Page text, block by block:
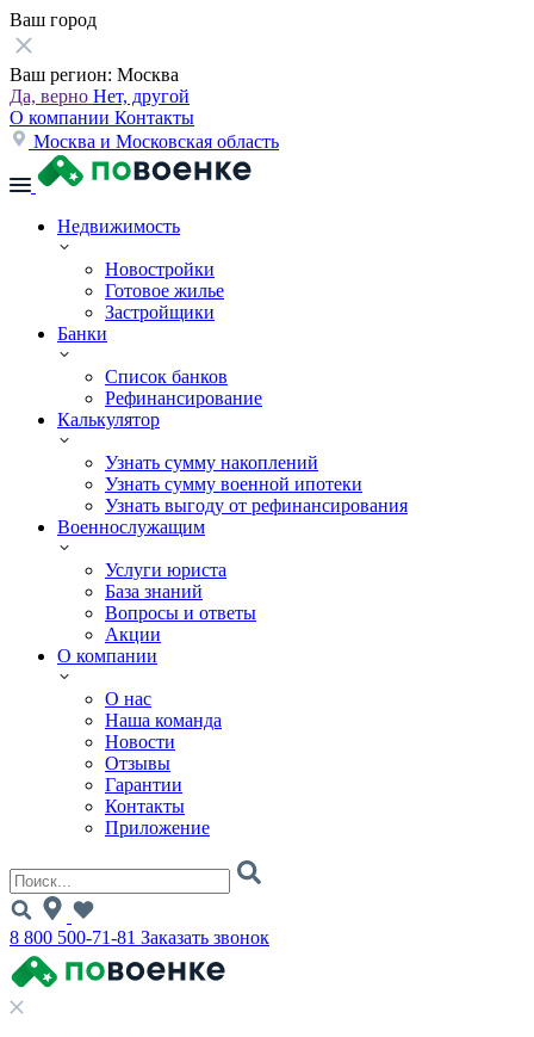
Ваш город
Ваш регион: Москва
Да, верно Нет, другой
О компании Контакты
Москва и Московская область
Недвижимость
Новостройки
Готовое жилье
Застройщики
Банки
Список банков
Рефинансирование
Калькулятор
Узнать сумму накоплений
Узнать сумму военной ипотеки
Узнать выгоду от рефинансирования
Военнослужащим
Услуги юриста
База знаний
Вопросы и ответы
Акции
О компании
О нас
Наша команда
Новости
Отзывы
Гарантии
Контакты
Приложение
8 800 500-71-81 Заказать звонок